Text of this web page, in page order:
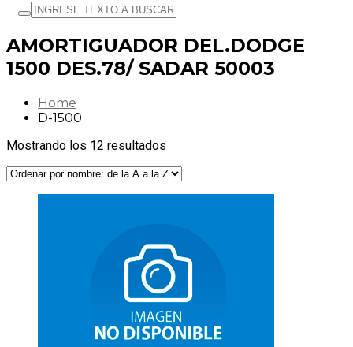
AMORTIGUADOR DEL.DODGE
1500 DES.78/ SADAR 50003
Home
D-1500
Mostrando los 12 resultados